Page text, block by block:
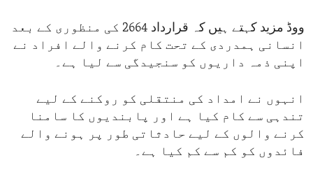
ووڈ مزید کہتے ہیں کہ قرارداد 2664 کی منظوری کے بعد
انسانی ہمدردی کے تحت کام کرنے والے افراد نے
اپنی ذمہ داریوں کو سنجیدگی سے لیا ہے۔
انہوں نے امداد کی منتقلی کو روکنے کے لیے
تندہی سے کام کیا ہے اور پابندیوں کا سامنا
کرنے والوں کے لیے حادثاتی طور پر ہونے والے
فائدوں کو کم سے کم کیا ہے۔